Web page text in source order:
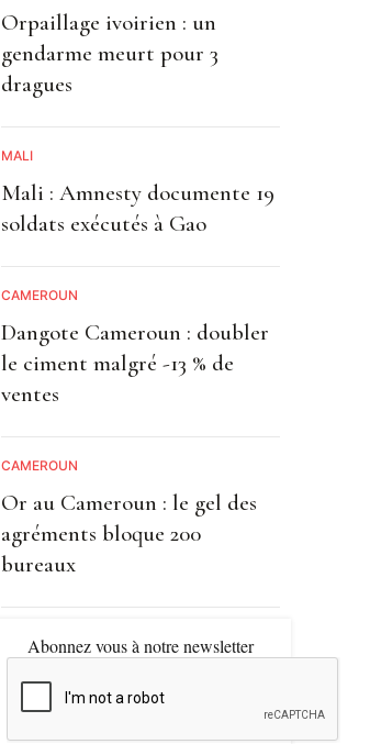
Orpaillage ivoirien : un
gendarme meurt pour 3
dragues
MALI
Mali : Amnesty documente 19
soldats exécutés à Gao
CAMEROUN
Dangote Cameroun : doubler
le ciment malgré -13 % de
ventes
CAMEROUN
Or au Cameroun : le gel des
agréments bloque 200
bureaux
Abonnez vous à notre newsletter